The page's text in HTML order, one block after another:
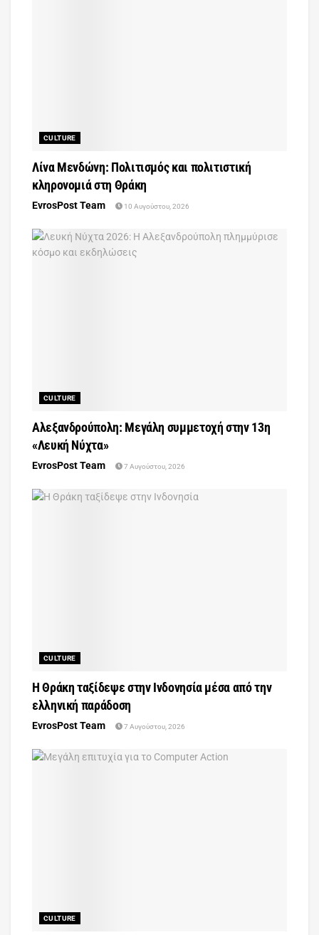
CULTURE
Λίνα Μενδώνη: Πολιτισμός και πολιτιστική
κληρονομιά στη Θράκη
EvrosPost Team 10 Αυγούστου, 2026
CULTURE
Αλεξανδρούπολη: Μεγάλη συμμετοχή στην 13η
«Λευκή Νύχτα»
EvrosPost Team 7 Αυγούστου, 2026
CULTURE
Η Θράκη ταξίδεψε στην Ινδονησία μέσα από την
ελληνική παράδοση
EvrosPost Team 7 Αυγούστου, 2026
CULTURE